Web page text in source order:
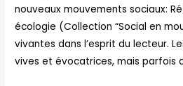
nouveaux mouvements sociaux:
écologie (Collection “Social en
vivantes dans l’esprit du lecteur.
vives et évocatrices, mais parfois